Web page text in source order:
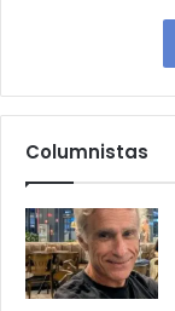
Columnistas